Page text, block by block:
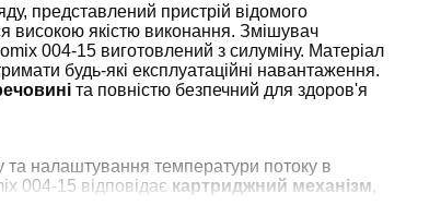
представлений пристрій відомого
високою якістю виконання. Змішувач
004-15 виготовлений з силуміну. Матеріал
будь-які експлуатаційні навантаження.
та повністю безпечний для здоров'я
налаштування температури потоку в
004-15 відповідає картриджний механізм,